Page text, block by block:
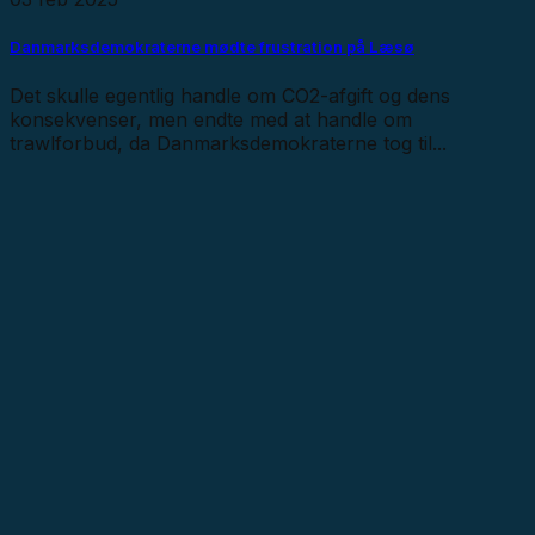
Danmarksdemokraterne mødte frustration på Læsø
Det skulle egentlig handle om CO2-afgift og dens
konsekvenser, men endte med at handle om
trawlforbud, da Danmarksdemokraterne tog til...